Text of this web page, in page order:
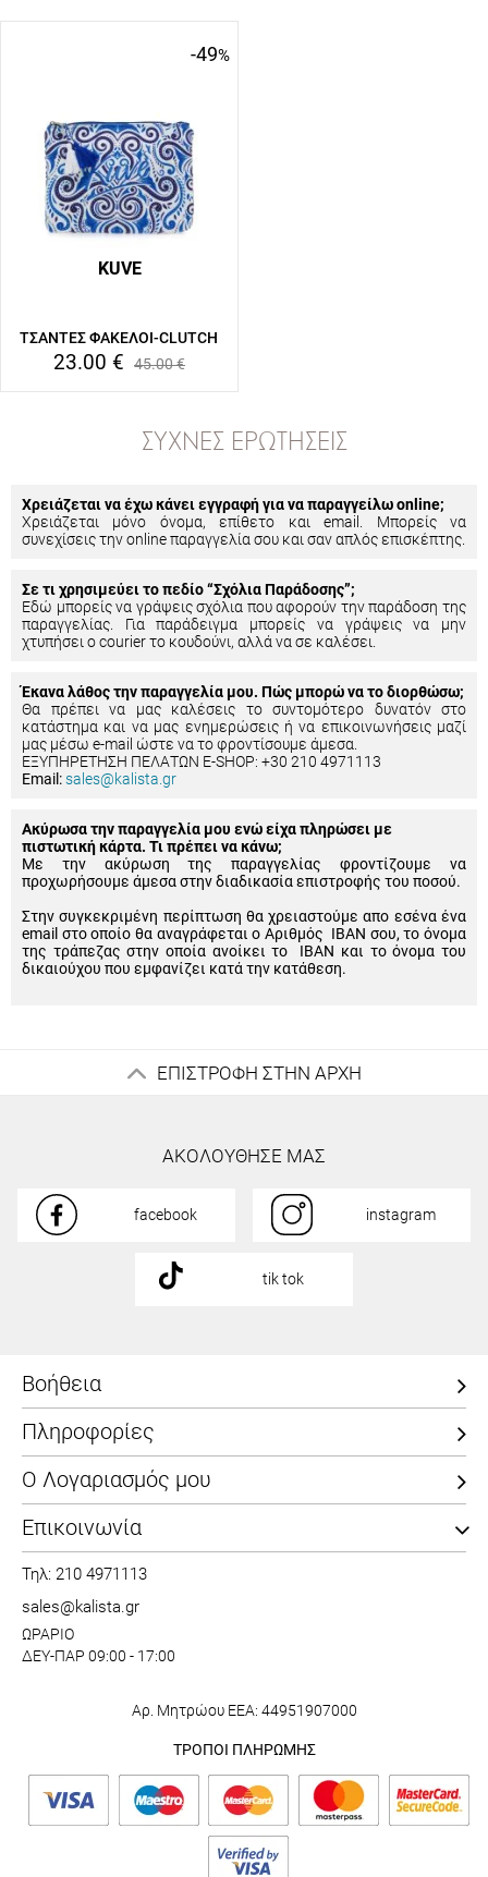
-49%
KUVE
ΤΣΑΝΤΕΣ ΦΑΚΕΛΟΙ-CLUTCH
23.00 € 45.00€
ΣΥΧΝΈΣ ΕΡΩΤΉΣΕΙΣ
Χρειάζεται να έχω κάνει εγγραφή για να παραγγείλω online;
Χρειάζεται μόνο όνομα, επίθετο και email. Μπορείς να
συνεχίσεις την online παραγγελία σου και σαν απλός επισκέπτης.
Σε τι χρησιμεύει το πεδίο “Σχόλια Παράδοσης”;
Εδώ μπορείς να γράψεις σχόλια που αφορούν την παράδοση της
παραγγελίας. Για παράδειγμα μπορείς να γράψεις να μην
χτυπήσει ο courier το κουδούνι, αλλά να σε καλέσει.
Έκανα λάθος την παραγγελία μου. Πώς μπορώ να το διορθώσω;
Θα πρέπει να μας καλέσεις το συντομότερο δυνατόν στο
κατάστημα και να μας ενημερώσεις ή να επικοινωνήσεις μαζί
μας μέσω e-mail ώστε να το φροντίσουμε άμεσα.
ΕΞΥΠΗΡΕΤΗΣΗ ΠΕΛΑΤΩΝ E-SHOP: +30 210 4971113
Email:sales@kalista.gr
Ακύρωσα την παραγγελία μου ενώ είχα πληρώσει με
πιστωτική κάρτα. Τι πρέπει να κάνω;
Με την ακύρωση της παραγγελίας φροντίζουμε να
προχωρήσουμε άμεσα στην διαδικασία επιστροφής του ποσού.
Στην συγκεκριμένη περίπτωση θα χρειαστούμε απο εσένα ένα
email στο οποίο θα αναγράφεται ο Αριθμός IBAN σου, το όνομα
της τράπεζας στην οποία ανοίκει το IBAN και το όνομα του
δικαιούχου που εμφανίζει κατά την κατάθεση.
ΕΠΙΣΤΡΟΦΗ ΣΤΗΝ ΑΡΧΗ
ΑΚΟΛΟΥΘΗΣΕ ΜΑΣ
facebook instagram
tik tok
Βοήθεια
Πληροφορίες
Ο Λογαριασμός μου
Επικοινωνία
Τηλ: 210 4971113
sales@kalista.gr
ΩΡΑΡΙΟ
ΔΕΥ-ΠΑΡ 09:00 - 17:00
Αρ. Μητρώου ΕΕΑ: 44951907000
ΤΡΟΠΟΙ ΠΛΗΡΩΜΗΣ